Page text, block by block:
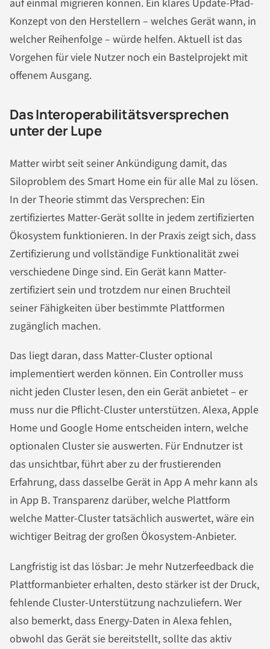
auf einmal migrieren können. Ein klares Update-Pfad-
Konzept von den Herstellern – welches Gerät wann, in
welcher Reihenfolge – würde helfen. Aktuell ist das
Vorgehen für viele Nutzer noch ein Bastelprojekt mit
offenem Ausgang.
Das Interoperabilitätsversprechen
unter der Lupe
Matter wirbt seit seiner Ankündigung damit, das
Siloproblem des Smart Home ein für alle Mal zu lösen.
In der Theorie stimmt das Versprechen: Ein
zertifiziertes Matter-Gerät sollte in jedem zertifizierten
Ökosystem funktionieren. In der Praxis zeigt sich, dass
Zertifizierung und vollständige Funktionalität zwei
verschiedene Dinge sind. Ein Gerät kann Matter-
zertifiziert sein und trotzdem nur einen Bruchteil
seiner Fähigkeiten über bestimmte Plattformen
zugänglich machen.
Das liegt daran, dass Matter-Cluster optional
implementiert werden können. Ein Controller muss
nicht jeden Cluster lesen, den ein Gerät anbietet – er
muss nur die Pflicht-Cluster unterstützen. Alexa, Apple
Home und Google Home entscheiden intern, welche
optionalen Cluster sie auswerten. Für Endnutzer ist
das unsichtbar, führt aber zu der frustierenden
Erfahrung, dass dasselbe Gerät in App A mehr kann als
in App B. Transparenz darüber, welche Plattform
welche Matter-Cluster tatsächlich auswertet, wäre ein
wichtiger Beitrag der großen Ökosystem-Anbieter.
Langfristig ist das lösbar: Je mehr Nutzerfeedback die
Plattformanbieter erhalten, desto stärker ist der Druck,
fehlende Cluster-Unterstützung nachzuliefern. Wer
also bemerkt, dass Energy-Daten in Alexa fehlen,
obwohl das Gerät sie bereitstellt, sollte das aktiv